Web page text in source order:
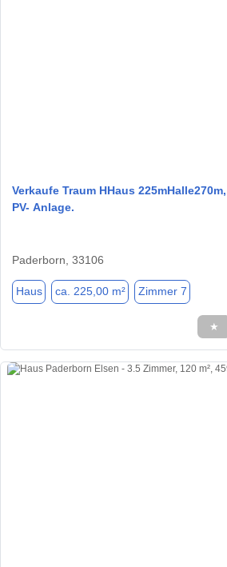
Verkaufe Traum HHaus
PV- Anlage.
Paderborn, 33106
Haus ca. 225,00 m² Zimmer 7
★